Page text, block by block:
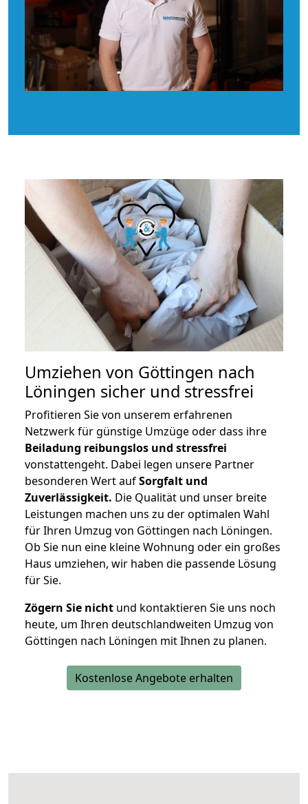
Umziehen von Göttingen nach
Löningen sicher und stressfrei
Profitieren Sie von unserem erfahrenen
Netzwerk für günstige Umzüge oder dass ihre
Beiladung reibungslos und stressfrei
vonstattengeht. Dabei legen unsere Partner
besonderen Wert aufSorgfalt und
Zuverlässigkeit. Die Qualität und unser breite
Leistungen machen uns zu der optimalen Wahl
für Ihren Umzug von Göttingen nach Löningen.
Ob Sie nun eine kleine Wohnung oder ein großes
Haus umziehen, wir haben die passende Lösung
für Sie.
Zögern Sie nicht und kontaktieren Sie uns noch
heute, um Ihren deutschlandweiten Umzug von
Göttingen nach Löningen mit Ihnen zu planen.
Kostenlose Angebote erhalten